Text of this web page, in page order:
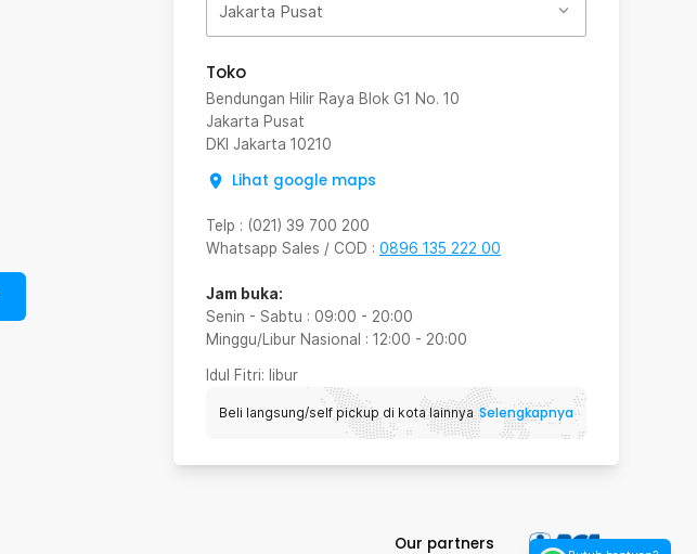
Jakarta Pusat
Toko
Bendungan Hilir Raya Blok G1 No. 10
Jakarta Pusat
DKI Jakarta 10210
Lihat google maps
Telp : (021) 39 700 200
Whatsapp Sales / COD : 0896 135 222 00
Jam buka:
Senin - Sabtu : 09:00 - 20:00
Minggu/Libur Nasional : 12:00 - 20:00
Idul Fitri: libur
Beli langsung/self pickup di kota lainnya Selengkapnya
Our partners